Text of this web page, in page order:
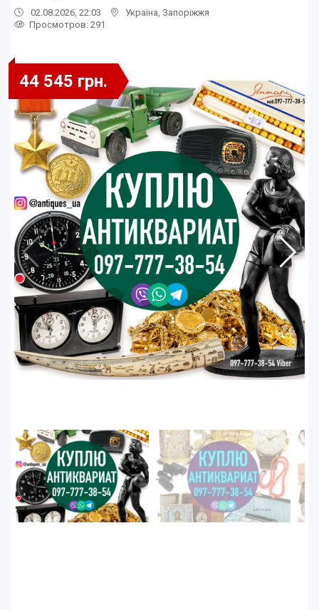
02.08.2026, 22:03 Україна Запоріжжя
Просмотров: 291
44 545 грн.